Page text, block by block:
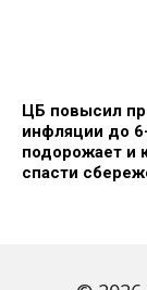
ЦБ повысил
инфляции до
подорожает и
спасти